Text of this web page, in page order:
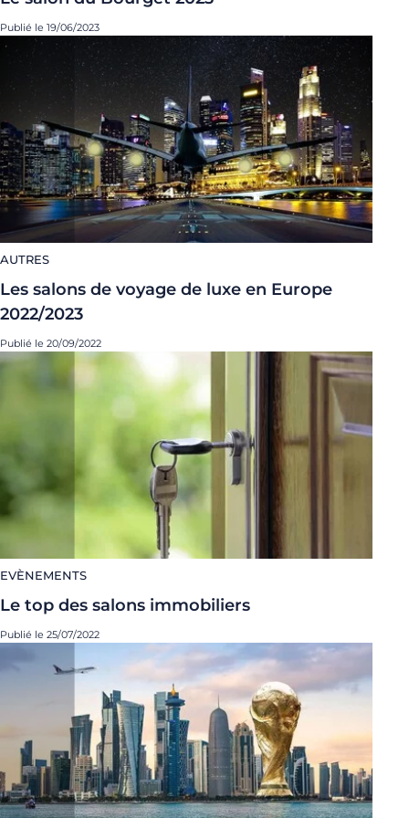
Publié le 19/06/2023
AUTRES
Les salons de voyage de luxe en Europe
2022/2023
Publié le 20/09/2022
EVÈNEMENTS
Le top des salons immobiliers
Publié le 25/07/2022